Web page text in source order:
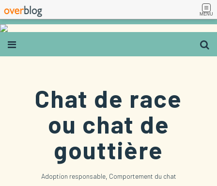
MENU
Chat de race
ou chat de
gouttière
Adoption responsable, Comportement du chat